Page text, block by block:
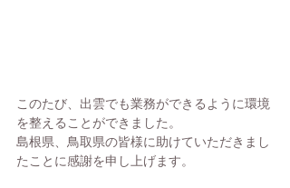
このたび、出雲でも業務ができるように環境
を整えることができました。
島根県、鳥取県の皆様に助けていただきまし
たことに感謝を申し上げます。